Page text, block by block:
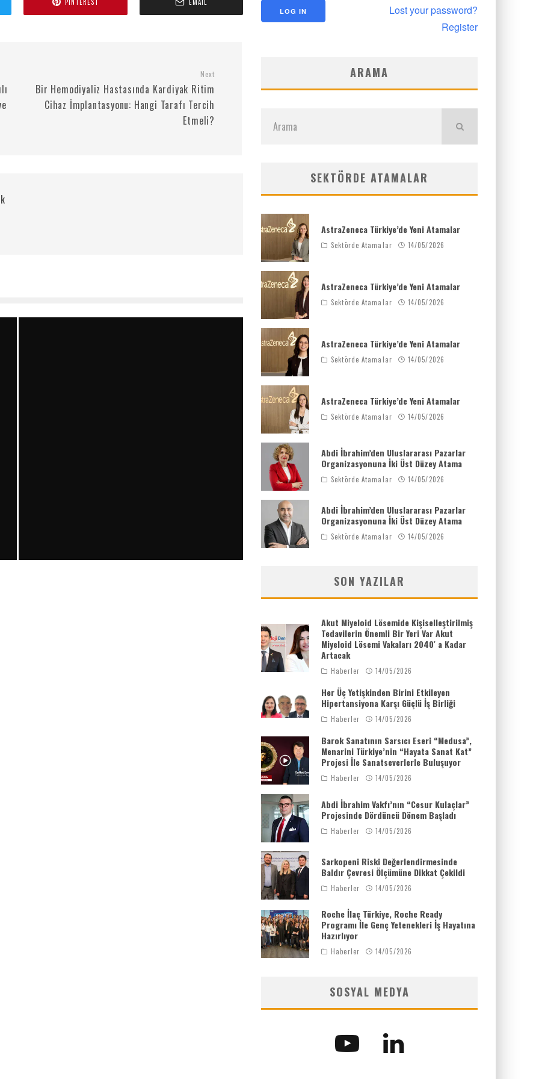
Next
Bir Hemodiyaliz Hastasında Kardiyak Ritim
Cihaz İmplantasyonu: Hangi Tarafı Tercih
Etmeli?
Lost your password?
Register
ARAMA
SEKTÖRDE ATAMALAR
AstraZeneca Türkiye’de Yeni Atamalar
Sektörde Atamalar 14/05/2026
AstraZeneca Türkiye’de Yeni Atamalar
Sektörde Atamalar 14/05/2026
AstraZeneca Türkiye’de Yeni Atamalar
Sektörde Atamalar 14/05/2026
AstraZeneca Türkiye’de Yeni Atamalar
Sektörde Atamalar 14/05/2026
Abdi İbrahim’den Uluslararası Pazarlar
Organizasyonuna İki Üst Düzey Atama
Sektörde Atamalar 14/05/2026
Abdi İbrahim’den Uluslararası Pazarlar
Organizasyonuna İki Üst Düzey Atama
Sektörde Atamalar 14/05/2026
SON YAZILAR
Akut Miyeloid Lösemide Kişiselleştirilmiş
Tedavilerin Önemli Bir Yeri Var Akut
Miyeloid Lösemi Vakaları 2040′ a Kadar
Artacak
Haberler 14/05/2026
Her Üç Yetişkinden Birini Etkileyen
Hipertansiyona Karşı Güçlü İş Birliği
Haberler 14/05/2026
Barok Sanatının Sarsıcı Eseri “Medusa”,
Menarini Türkiye’nin “Hayata Sanat Kat”
Projesi İle Sanatseverlerle Buluşuyor
Haberler 14/05/2026
Abdi İbrahim Vakfı’nın “Cesur Kulaçlar”
Projesinde Dördüncü Dönem Başladı
Haberler 14/05/2026
Sarkopeni Riski Değerlendirmesinde
Baldır Çevresi Ölçümüne Dikkat Çekildi
Haberler 14/05/2026
Roche İlaç Türkiye, Roche Ready
Programı İle Genç Yetenekleri İş Hayatına
Hazırlıyor
Haberler 14/05/2026
SOSYAL MEDYA